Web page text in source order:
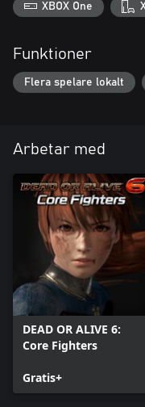
XBOX One
Funktioner
Flera spelare lokalt
Arbetar med
DEAD OR ALIVE 6:
Core Fighters
Gratis+